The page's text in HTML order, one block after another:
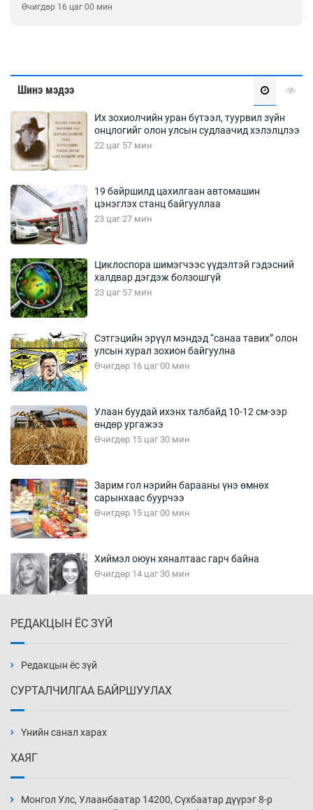
Өчигдөр 15 цаг 30 мин
Шинэ мэдээ
Их зохиолчийн уран бүтээл, туурвил зүйн
онцлогийг олон улсын судлаачид хэлэлцлээ
22 цаг 57 мин
19 байршилд цахилгаан автомашин
цэнэглэх станц байгууллаа
23 цаг 27 мин
Циклоспора шимэгчээс үүдэлтэй гэдэсний
халдвар дэгдэж болзошгүй
23 цаг 57 мин
Сэтгэцийн эрүүл мэндэд “санаа тавих” олон
улсын хурал зохион байгуулна
Өчигдөр 16 цаг 00 мин
Улаан буудай ихэнх талбайд 10-12 см-ээр
өндөр ургажээ
Өчигдөр 15 цаг 30 мин
Зарим гол нэрийн барааны үнэ өмнөх
сарынхаас буурчээ
Өчигдөр 15 цаг 00 мин
Хиймэл оюун хяналтаас гарч байна
Өчигдөр 14 цаг 30 мин
Өчигдөр 14 цаг 00 мин
нэмэгджээ
Өчигдөр 13 цаг 30 мин
РЕДАКЦЫН ЁС ЗҮЙ
Редакцын ёс зүй
СУРТАЛЧИЛГАА БАЙРШУУЛАХ
Үнийн санал харах
ХАЯГ
Монгол Улс, Улаанбаатар 14200, Сүхбаатар дүүрэг 8-р